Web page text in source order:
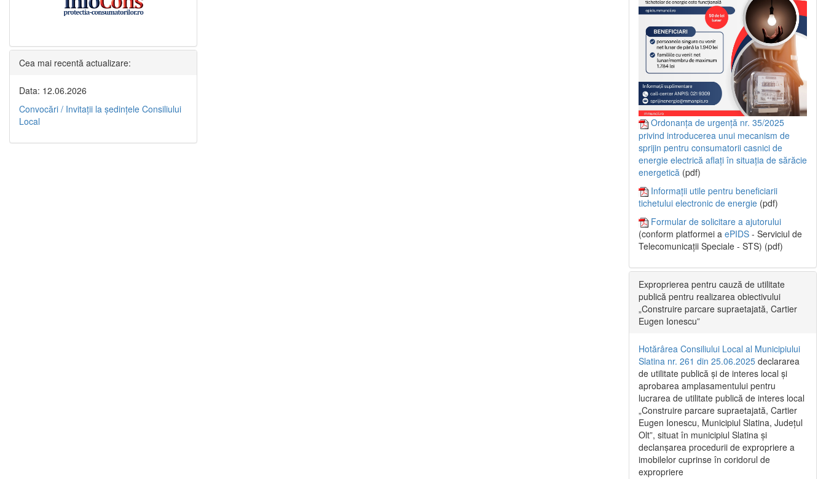
Cea mai recentă actualizare:
Data: 12.06.2026
Convocări / Invitaţii la şedinţele Consiliului
Local
Ordonanța de urgență nr. 35/2025
privind introducerea unui mecanism de
sprijin pentru consumatorii casnici de
energie electrică aflați în situația de sărăcie
energetică (pdf)
Informații utile pentru beneficiarii
tichetului electronic de energie (pdf)
Formular de solicitare a ajutorului
(conform platformei a ePIDS - Serviciul de
Telecomunicații Speciale - STS) (pdf)
Exproprierea pentru cauză de utilitate
publică pentru realizarea obiectivului
„Construire parcare supraetajată, Cartier
Eugen Ionescu”
Hotărârea Consiliului Local al Municipiului
Slatina nr. 261 din 25.06.2025 declararea
de utilitate publică și de interes local și
aprobarea amplasamentului pentru
lucrarea de utilitate publică de interes local
„Construire parcare supraetajată, Cartier
Eugen Ionescu, Municipiul Slatina, Județul
Olt”, situat în municipiul Slatina și
declanșarea procedurii de expropriere a
imobilelor cuprinse în coridorul de
expropriere